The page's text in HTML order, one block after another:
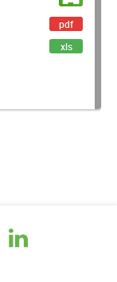
pdf
xls